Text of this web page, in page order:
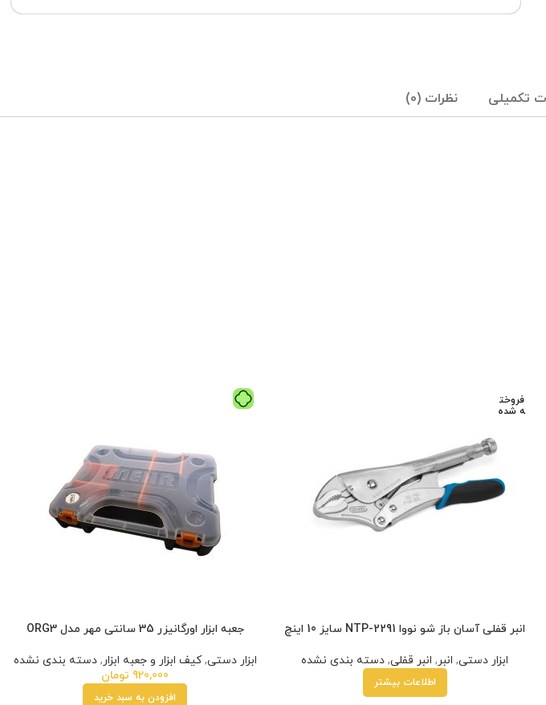
تکمیلی نظرات (0)
فروخت
ه شده
انبر قفلی آسان باز شو نووا NTP-2291 سایز 10 اینچ
ابزار دستی, انبر , انبر قفلی, دسته بندی نشده
اطلاعات بیشتر
جعبه ابزار اورگانیزر 35 سانتی مهر مدل ORG3
ابزار دستی,کیف ابزار و جعبه ابزار ,دسته بندی نشده
920,000 تومان
افزودن به سبد خرید